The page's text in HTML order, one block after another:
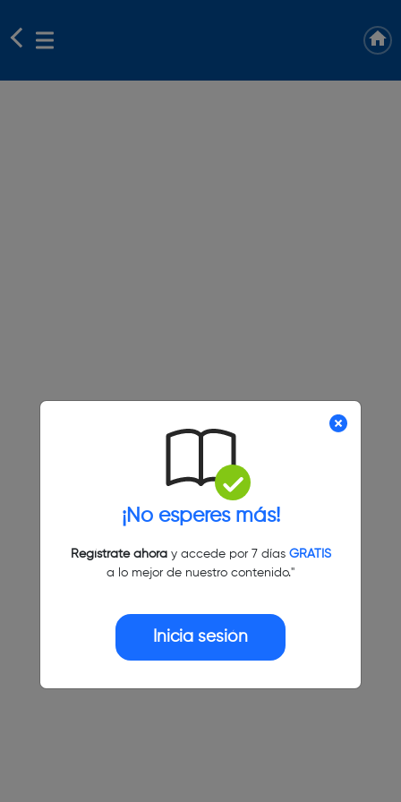
¡No esperes más!
Regístrate ahoray accede por 7 días GRATIS
a lo mejor de nuestro contenido."
Inicia sesión